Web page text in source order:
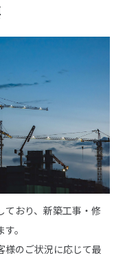
ており、新築工事・修
。
様のご状況に応じて最